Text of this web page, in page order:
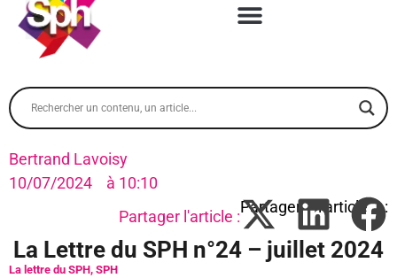
Bertrand Lavoisy
10/07/2024
à 10:10
Partager l'article :
La Lettre du SPH n°24 – juillet 2024
La lettre du SPH, SPH